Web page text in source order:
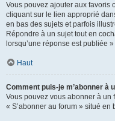
Vous pouvez ajouter aux favoris
cliquant sur le lien approprié
en bas des sujets et parfois
Répondre à un sujet tout en
lorsqu’une réponse est publiée
Haut
Comment puis-je m’abonner à
Vous pouvez vous abonner à
« S’abonner au forum » situé en